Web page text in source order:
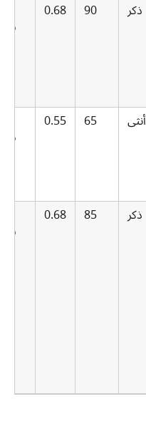
ذكر 90
0.68
أنثى 65
0.55
ذكر 85
0.68